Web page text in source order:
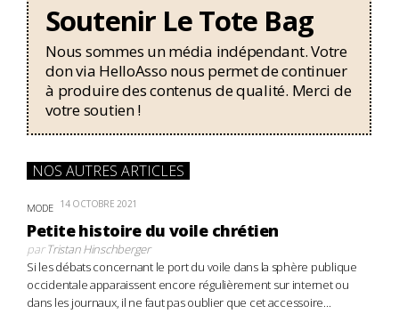
Soutenir Le Tote Bag
Nous sommes un média indépendant. Votre
don via HelloAsso nous permet de continuer
à produire des contenus de qualité. Merci de
votre soutien !
NOS AUTRES ARTICLES
MODE 14 OCTOBRE 2021
Petite histoire du voile chrétien
parTristan Hinschberger
Si les débats concernant le port du voile dans la sphère publique
occidentale apparaissent encore régulièrement sur internet ou
dans les journaux, il ne faut pas oublier que cet accessoire...